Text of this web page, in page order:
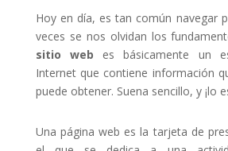
Hoy en día, es tan común navegar
veces se nos olvidan los
sitio web es básicamente un
Internet que contiene información
puede obtener. Suena sencillo, y ¡lo
Una página web es la tarjeta de